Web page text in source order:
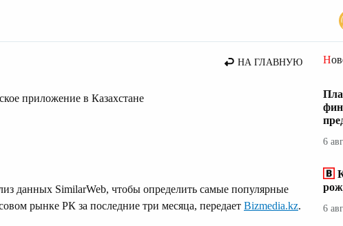
новости Казахстана
НА ГЛАВНУЮ
приложение в Казахстане
данных SimilarWeb, чтобы определить самые популярные
рынке РК за последние три месяца, передает Bizmedia.kz.
6
6